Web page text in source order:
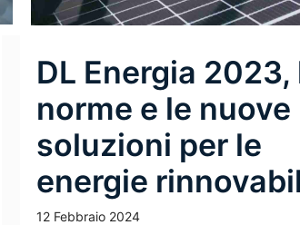
DL Energia 2023,
norme e le nuove
soluzioni per le
energie
12 Febbraio 2024